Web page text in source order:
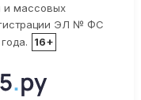
и массовых
ЭЛ № ФС
16+